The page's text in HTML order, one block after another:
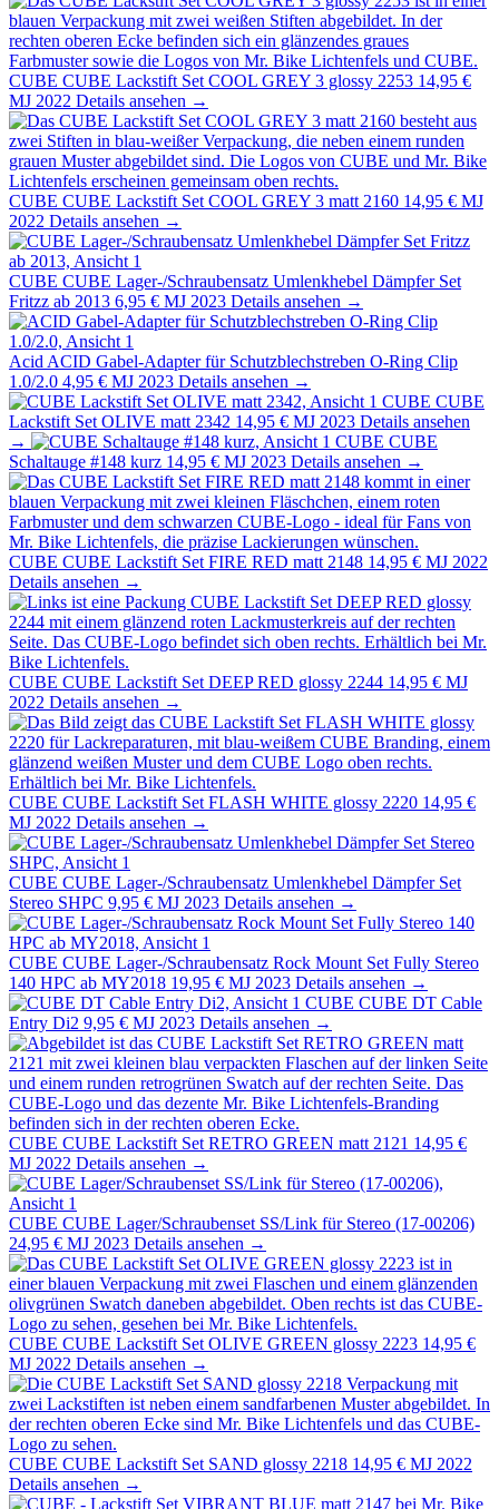
CUBE CUBE Lackstift Set COOL GREY 3 glossy 2253 14,95 €
MJ 2022 Details ansehen →
CUBE CUBE Lackstift Set COOL GREY 3 matt 2160 14,95 € MJ
2022 Details ansehen →
CUBE CUBE Lager-/Schraubensatz Umlenkhebel Dämpfer Set
Fritzz ab 2013 6,95 € MJ 2023 Details ansehen →
Acid ACID Gabel-Adapter für Schutzblechstreben O-Ring Clip
1.0/2.0 4,95 € MJ 2023 Details ansehen →
CUBE CUBE
Lackstift Set OLIVE matt 2342 14,95 € MJ 2023 Details ansehen
→
CUBE CUBE
Schaltauge #148 kurz 14,95 € MJ 2023 Details ansehen →
CUBE CUBE Lackstift Set FIRE RED matt 2148 14,95 € MJ 2022
Details ansehen →
CUBE CUBE Lackstift Set DEEP RED glossy 2244 14,95 € MJ
2022 Details ansehen →
CUBE CUBE Lackstift Set FLASH WHITE glossy 2220 14,95 €
MJ 2022 Details ansehen →
CUBE CUBE Lager-/Schraubensatz Umlenkhebel Dämpfer Set
Stereo SHPC 9,95 € MJ 2023 Details ansehen →
CUBE CUBE Lager-/Schraubensatz Rock Mount Set Fully Stereo
140 HPC ab MY2018 19,95 € MJ 2023 Details ansehen →
CUBE CUBE DT Cable
Entry Di2 9,95 € MJ 2023 Details ansehen →
CUBE CUBE Lackstift Set RETRO GREEN matt 2121 14,95 €
MJ 2022 Details ansehen →
CUBE CUBE Lager/Schraubenset SS/Link für Stereo (17-00206)
24,95 € MJ 2023 Details ansehen →
CUBE CUBE Lackstift Set OLIVE GREEN glossy 2223 14,95 €
MJ 2022 Details ansehen →
CUBE CUBE Lackstift Set SAND glossy 2218 14,95 € MJ 2022
Details ansehen →